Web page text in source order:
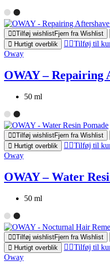
Tilføj wishlistFjern fra Wishlist
Hurtigt overblik
Tilføj til
Oway
OWAY – Repairing
50 ml
Tilføj wishlistFjern fra Wishlist
Hurtigt overblik
Tilføj til
Oway
OWAY – Water
50 ml
Tilføj wishlistFjern fra Wishlist
Hurtigt overblik
Tilføj til
Oway